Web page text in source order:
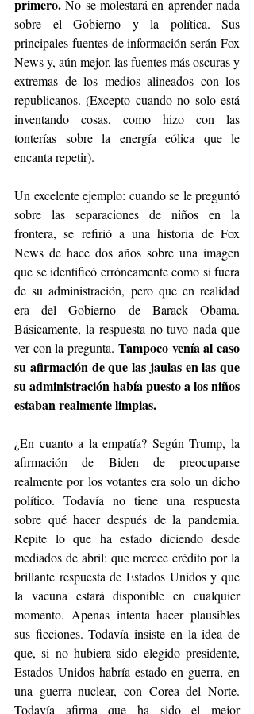
primero. No se molestará en aprender nada
sobre el Gobierno y la política. Sus
principales fuentes de información serán Fox
News y, aún mejor, las fuentes más oscuras y
extremas de los medios alineados con los
republicanos. (Excepto cuando no solo está
inventando cosas, como hizo con las
tonterías sobre la energía eólica que le
encanta repetir).
Un excelente ejemplo: cuando se le preguntó
sobre las separaciones de niños en la
frontera, se refirió a una historia de Fox
News de hace dos años sobre una imagen
que se identificó erróneamente como si fuera
de su administración, pero que en realidad
era del Gobierno de Barack Obama.
Básicamente, la respuesta no tuvo nada que
ver con la pregunta. Tampoco venía al caso
su afirmación de que las jaulas en las que
su administración había puesto a los niños
estaban realmente limpias.
¿En cuanto a la empatía? Según Trump, la
afirmación de Biden de preocuparse
realmente por los votantes era solo un dicho
político. Todavía no tiene una respuesta
sobre qué hacer después de la pandemia.
Repite lo que ha estado diciendo desde
mediados de abril: que merece crédito por la
brillante respuesta de Estados Unidos y que
la vacuna estará disponible en cualquier
momento. Apenas intenta hacer plausibles
sus ficciones. Todavía insiste en la idea de
que, si no hubiera sido elegido presidente,
Estados Unidos habría estado en guerra, en
una guerra nuclear, con Corea del Norte.
Todavía afirma que ha sido el mejor